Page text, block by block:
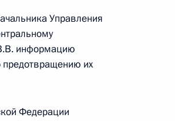
проведённого
руководителя
Удовиченко
Управления
информацию
предотвращению их
Федерации